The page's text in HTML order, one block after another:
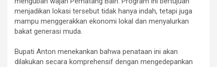
menjadikan lokasi tersebut tidak hanya indah, tetapi juga
mampu menggerakkan ekonomi lokal dan menyalurkan
bakat generasi muda.
​Bupati Anton menekankan bahwa penataan ini akan
dilakukan secara komprehensif dengan mengedepankan